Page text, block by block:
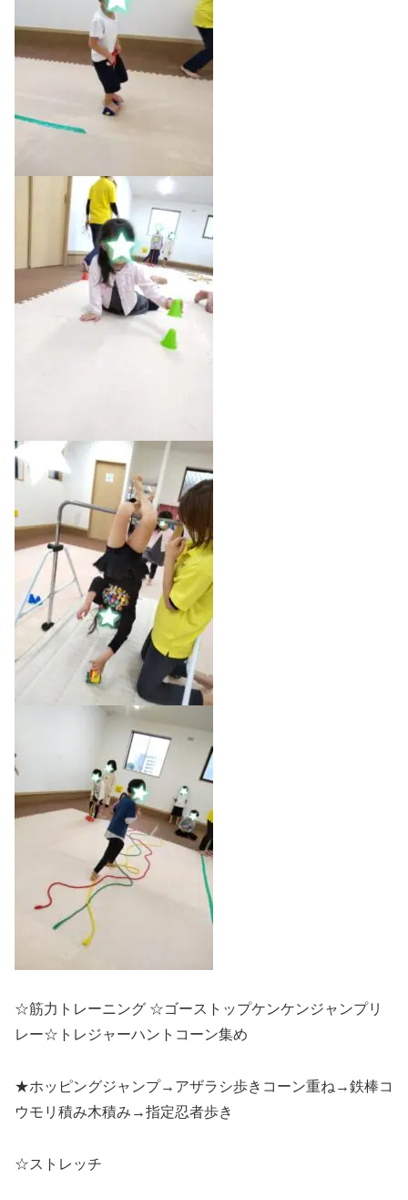
☆筋力トレーニング ☆ゴーストップケンケンジャンプリ
レー☆トレジャーハントコーン集め
★ホッピングジャンプ→アザラシ歩きコーン重ね→鉄棒コ
ウモリ積み木積み→指定忍者歩き
☆ストレッチ